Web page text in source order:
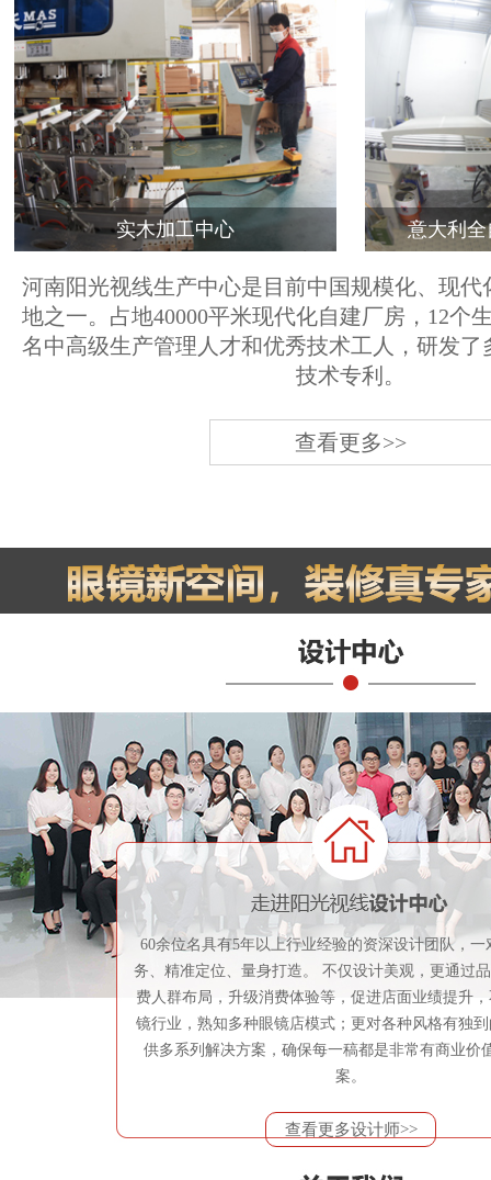
实木加工中心 意大利
河南阳光视线生产中心是目前中国规模化、现代
地之一。占地40000平米现代化自建厂房，12个
名中高级生产管理人才和优秀技术工人，研发了
技术专利。
查看更多>>
60余位名具有5年以上行业经验的资深设计团队，一
务、精准定位、量身打造。 不仅设计美观，更通过
费人群布局，升级消费体验等，促进店面业绩提升
镜行业，熟知多种眼镜店模式；更对各种风格有独
供多系列解决方案，确保每一稿都是非常有商业价
案。
查看更多设计师>>